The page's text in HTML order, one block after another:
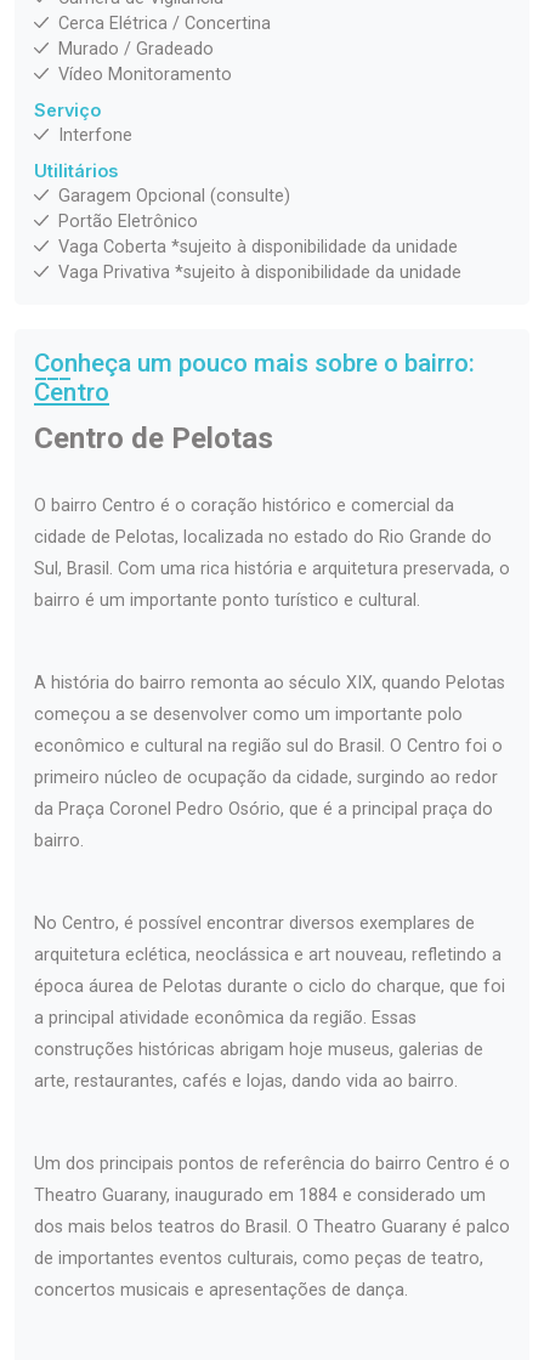
Cerca Elétrica / Concertina
Murado / Gradeado
Vídeo Monitoramento
Serviço
Interfone
Utilitários
Garagem Opcional (consulte)
Portão Eletrônico
Vaga Coberta *sujeito à disponibilidade da unidade
Vaga Privativa *sujeito à disponibilidade da unidade
Conheça um pouco mais sobre o bairro:
Centro
Centro de Pelotas
O bairro Centro é o coração histórico e comercial da
cidade de Pelotas, localizada no estado do Rio Grande do
Sul, Brasil. Com uma rica história e arquitetura preservada, o
bairro é um importante ponto turístico e cultural.
A história do bairro remonta ao século XIX, quando Pelotas
começou a se desenvolver como um importante polo
econômico e cultural na região sul do Brasil. O Centro foi o
primeiro núcleo de ocupação da cidade, surgindo ao redor
da Praça Coronel Pedro Osório, que é a principal praça do
bairro.
No Centro, é possível encontrar diversos exemplares de
arquitetura eclética, neoclássica e art nouveau, refletindo a
época áurea de Pelotas durante o ciclo do charque, que foi
a principal atividade econômica da região. Essas
construções históricas abrigam hoje museus, galerias de
arte, restaurantes, cafés e lojas, dando vida ao bairro.
Um dos principais pontos de referência do bairro Centro é o
Theatro Guarany, inaugurado em 1884 e considerado um
dos mais belos teatros do Brasil. O Theatro Guarany é palco
de importantes eventos culturais, como peças de teatro,
concertos musicais e apresentações de dança.